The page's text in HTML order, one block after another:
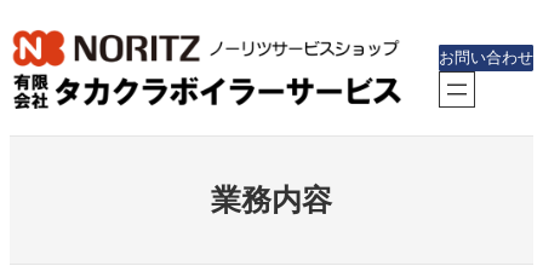
容
を
ス
キ
お問い合わせ
業務内容